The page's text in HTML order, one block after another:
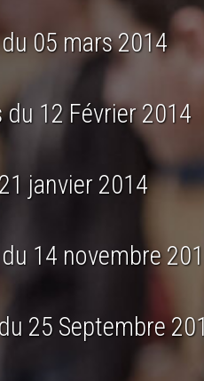
05 mars 2014
du 12 Février 2014
janvier 2014
14 novembre
25 Septembre